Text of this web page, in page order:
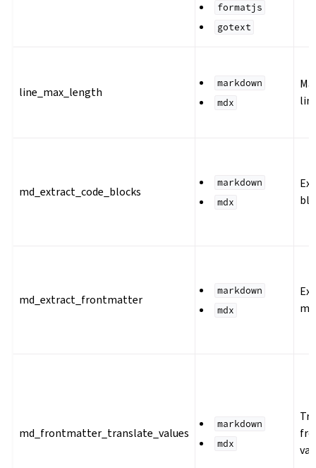
formatjs
gotext
line_max_length
markdown
mdx
md_extract_code_blocks
markdown
mdx
md_extract_frontmatter
markdown
mdx
md_frontmatter_translate_values
markdown
mdx